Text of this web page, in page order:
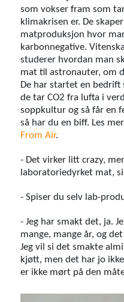
som vokser fram som
klimakrisen er. De
matproduksjon hvor
karbonnegative.
studerer hvordan man
mat til astronauter, om
De har startet en
de tar CO2 fra lufta i
soppkultur og så får en
så har du en biff. Les
From Air.
- Det virker litt crazy,
laboratoriedyrket mat,
- Spiser du selv lab-
- Jeg har smakt det, ja.
mange, mange år, og
Jeg vil si det smakte
kjøtt, men det har jo
er ikke mørt på den